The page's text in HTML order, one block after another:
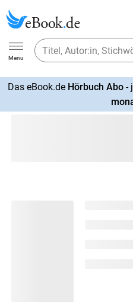
Ebook.de
Menu
Das eBook.de Hörbuch Abo-